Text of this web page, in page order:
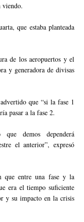
viendo.
que estaba planteada
de los aeropuertos y el
y generadora de divisas
que “si la fase 1
pasar a la fase 2.
demos dependerá
el anterior”, expresó
que entre una fase y la
era el tiempo suficiente
y su impacto en la crisis